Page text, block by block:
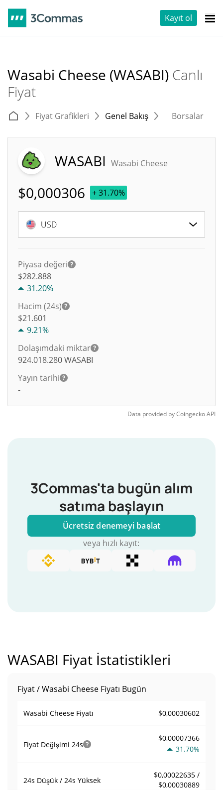
Kayıt ol
Wasabi Cheese (WASABI) Canlı
Fiyat
Fiyat Grafikleri Genel Bakış Borsalar
WASABI Wasabi Cheese
$0,000306 + 31.70%
USD
Piyasa değeri
$282.888
31.20%
Hacim (24s)
$21.601
9.21%
Dolaşımdaki miktar
924.018.280WASABI
Yayın tarihi
-
Data provided byCoingeckoAPI
3Commas'ta bugün alım
satıma başlayın
Ücretsiz denemeyi başlat
veya hızlı kayıt:
WASABI Fiyat İstatistikleri
Fiyat / Wasabi Cheese Fiyatı Bugün
Wasabi Cheese Fiyatı $0,00030602
Fiyat Değişimi 24s
$0,00007366
31.70%
24s Düşük / 24s Yüksek
$0,00022635 /
$0,00030889